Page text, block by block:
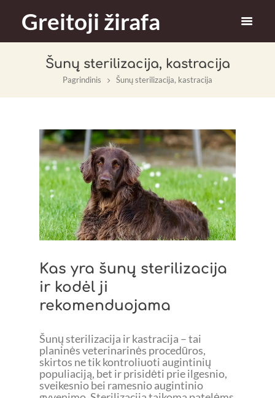
Greitoji žirafa
Šunų sterilizacija, kastracija
Pagrindinis Šunų sterilizacija, kastracija
Kas yra šunų sterilizacija
ir kodėl ji
rekomenduojama
Šunų sterilizacija ir kastracija – tai
planinės veterinarinės procedūros,
skirtos ne tik kontroliuoti augintinių
populiaciją, bet ir prisidėti prie ilgesnio,
sveikesnio bei ramesnio augintinio